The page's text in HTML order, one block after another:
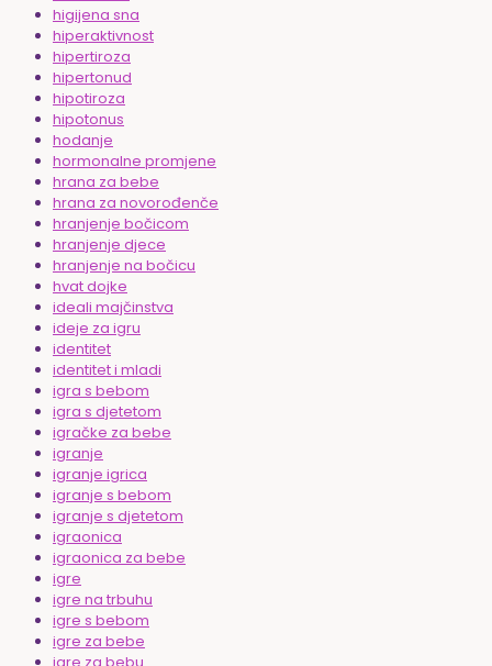
higijena sna
hiperaktivnost
hipertiroza
hipertonud
hipotiroza
hipotonus
hodanje
hormonalne promjene
hrana za bebe
hrana za novorođenče
hranjenje bočicom
hranjenje djece
hranjenje na bočicu
hvat dojke
ideali majčinstva
ideje za igru
identitet
identitet i mladi
igra s bebom
igra s djetetom
igračke za bebe
igranje
igranje igrica
igranje s bebom
igranje s djetetom
igraonica
igraonica za bebe
igre
igre na trbuhu
igre s bebom
igre za bebe